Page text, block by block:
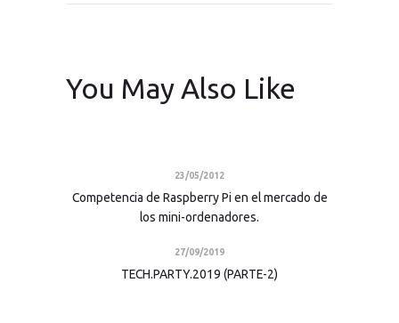
You May Also Like
23/05/2012
Competencia de Raspberry Pi en el mercado de
los mini-ordenadores.
27/09/2019
TECH.PARTY.2019 (PARTE-2)